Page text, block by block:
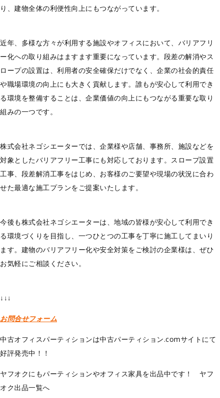
り、建物全体の利便性向上にもつながっています。
近年、多様な方々が利用する施設やオフィスにおいて、バリアフリ
ー化への取り組みはますます重要になっています。段差の解消やス
ロープの設置は、利用者の安全確保だけでなく、企業の社会的責任
や職場環境の向上にも大きく貢献します。誰もが安心して利用でき
る環境を整備することは、企業価値の向上にもつながる重要な取り
組みの一つです。
株式会社ネゴシエーターでは、企業様や店舗、事務所、施設などを
対象としたバリアフリー工事にも対応しております。スロープ設置
工事、段差解消工事をはじめ、お客様のご要望や現場の状況に合わ
せた最適な施工プランをご提案いたします。
今後も株式会社ネゴシエーターは、地域の皆様が安心して利用でき
る環境づくりを目指し、一つひとつの工事を丁寧に施工してまいり
ます。建物のバリアフリー化や安全対策をご検討の企業様は、ぜひ
お気軽にご相談ください。
↓↓↓
お問合せフォーム
中古オフィスパーティションは中古パーティション.comサイトにて
好評発売中！！
ヤフオクにもパーティションやオフィス家具を出品中です！ ヤフ
オク出品一覧へ